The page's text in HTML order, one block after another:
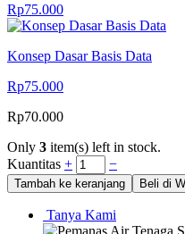
Rp75.000
Konsep Dasar Basis Data
Rp75.000
Rp70.000
Only 3 item(s) left in stock.
Kuantitas + −
Tambah ke keranjang Beli di
Tanya Kami